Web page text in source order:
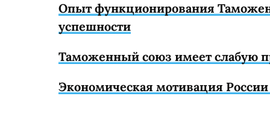
Опыт функционирования
успешности
Таможенный союз имеет слабую
Экономическая мотивация